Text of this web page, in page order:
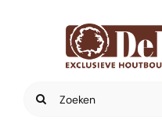
Zoeken